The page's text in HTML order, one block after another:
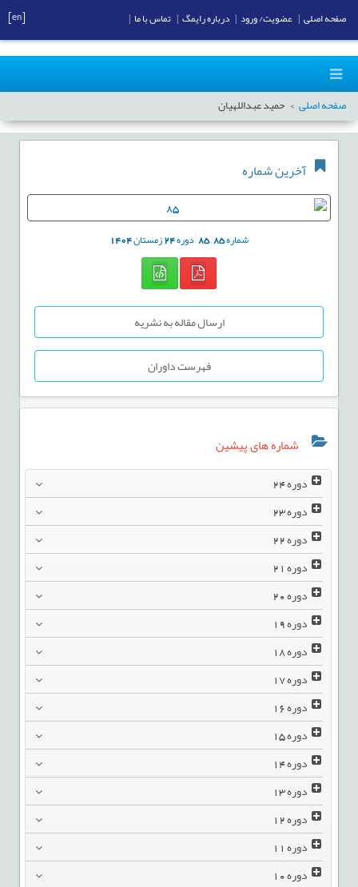
صفحه اصلی حمید عبداللهیان
آخرین شماره
شماره85
,
85 دوره24زمستان1404
ارسال مقاله به نشریه
فهرست داوران
شماره های پیشین
دوره24
دوره23
دوره22
دوره21
دوره20
دوره19
دوره18
دوره17
دوره16
دوره15
دوره14
دوره13
دوره12
دوره11
دوره10
صفحه اصلی عضویت/ ورود درباره رایمگ تماس با ما